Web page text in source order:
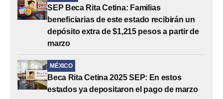
SEP Beca Rita Cetina: Familias
beneficiarias de este estado recibirán un
depósito extra de $1,215 pesos a partir de
marzo
MÉXICO
Beca Rita Cetina 2025 SEP: En estos
estados ya depositaron el pago de marzo